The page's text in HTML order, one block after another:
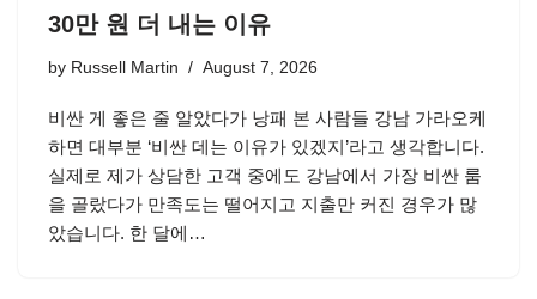
30만 원 더 내는 이유
by Russell Martin August 7, 2026
비싼 게 좋은 줄 알았다가 낭패 본 사람들 강남 가라오케
하면 대부분 ‘비싼 데는 이유가 있겠지’라고 생각합니다.
실제로 제가 상담한 고객 중에도 강남에서 가장 비싼 룸
을 골랐다가 만족도는 떨어지고 지출만 커진 경우가 많
았습니다. 한 달에…